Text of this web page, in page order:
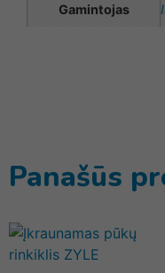
Gamintojas
Panašūs